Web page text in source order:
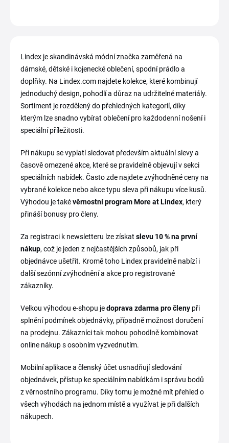
Lindex je skandinávská módní značka zaměřená na
dámské, dětské i kojenecké oblečení, spodní prádlo a
doplňky. Na Lindex.com najdete kolekce, které kombinují
jednoduchý design, pohodlí a důraz na udržitelné materiály.
Sortiment je rozdělený do přehledných kategorií, díky
kterým lze snadno vybírat oblečení pro každodenní nošení i
speciální příležitosti.
Při nákupu se vyplatí sledovat především aktuální slevy a
časově omezené akce, které se pravidelně objevují v sekci
speciálních nabídek. Často zde najdete zvýhodněné ceny na
vybrané kolekce nebo akce typu sleva při nákupu více kusů.
Výhodou je takévěrnostní program More at Lindex, který
přináší bonusy pro členy.
Za registraci k newsletteru lze získat slevu 10 % na první
nákup, což je jeden z nejčastějších způsobů, jak při
objednávce ušetřit. Kromě toho Lindex pravidelně nabízí i
další sezónní zvýhodnění a akce pro registrované
zákazníky.
Velkou výhodou e-shopu jedoprava zdarma pro členy při
splnění podmínek objednávky, případně možnost doručení
na prodejnu. Zákazníci tak mohou pohodlně kombinovat
online nákup s osobním vyzvednutím.
Mobilní aplikace a členský účet usnadňují sledování
objednávek, přístup ke speciálním nabídkám i správu bodů
z věrnostního programu. Díky tomu je možné mít přehled o
všech výhodách na jednom místě a využívat je při dalších
nákupech.